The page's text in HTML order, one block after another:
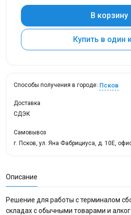
В корзину
Купить в
Способы получения в городе: Псков
Доставка
СДЭК
Самовывоз
г. Псков, ул. Яна Фабрициуса, д. 10Е,
Описание
Решение для работы с терминалом
складах с обычными товарами и